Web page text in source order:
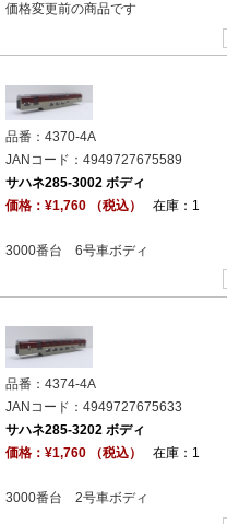
価格変更前の商品です
品番：4370-4A
JANコード：4949727675589
サハネ285-3002 ボディ
価格：¥1,760 （税込）
在庫：1
3000番台 6号車ボディ
品番：4374-4A
JANコード：4949727675633
サハネ285-3202 ボディ
価格：¥1,760 （税込）
在庫：1
3000番台 2号車ボディ